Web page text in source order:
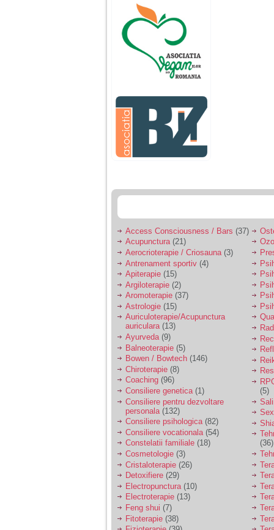
ani, privind in urma
realizez cat de multe
greseli am facut in
educatia si cresterea
ei, am fost o mama
egoista, preocupata
de implinirea
profesionala, cand ea
era mica am neglijat-
agresiva, orice
greseala era taxata cu
o palma sau pedepse.
De 4 ani am o relatie
serioasa cu un barbat
sa se manifeste o
Ma aflu aici pentru ca
vreau sa stiu daca am
nevoie de un psiholog
sau psihiatru.
Sunt casatorita, am
31 de ani si un copil in
varsta de 2 ani care
mi-e lumina ochilor.
De ceva timp simt ca
mi s-a adunat
oboseala, o oboseala
cronica de care nu pot
scapa si simt ca din
cauza ei nu pot
controla nervii si
cateodata are copilul
de suferit.
Am o bariera peste
care nu pot trece:
prietena mea a ramas
insarcinata cu o fata.
Am fost de comun
acord sa facem un
copil, cu gandul ca e
baiat.
Access Consciousness / Bars (37)
Acupunctura(21)
Aerocrioterapie / Criosauna (3)
Antrenament sportiv (4)
Apiterapie (15)
Argiloterapie (2)
Aromoterapie (37)
Astrologie (15)
Auriculoterapie/Acupunctura
auriculara(13)
Ayurveda(9)
Balneoterapie (5)
Bowen / Bowtech (146)
Chiroterapie (8)
Coaching (96)
Consiliere genetica(1)
Consiliere pentru dezvoltare
personala (132)
Consiliere psihologica(82)
Consiliere vocationala (54)
Constelatii familiale (18)
Cosmetologie (3)
Cristaloterapie (26)
Detoxifiere (29)
Electropunctura (10)
Electroterapie (13)
Feng shui (7)
Fitoterapie (38)
(5)
(36)